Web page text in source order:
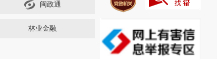
闽政通
林业金融